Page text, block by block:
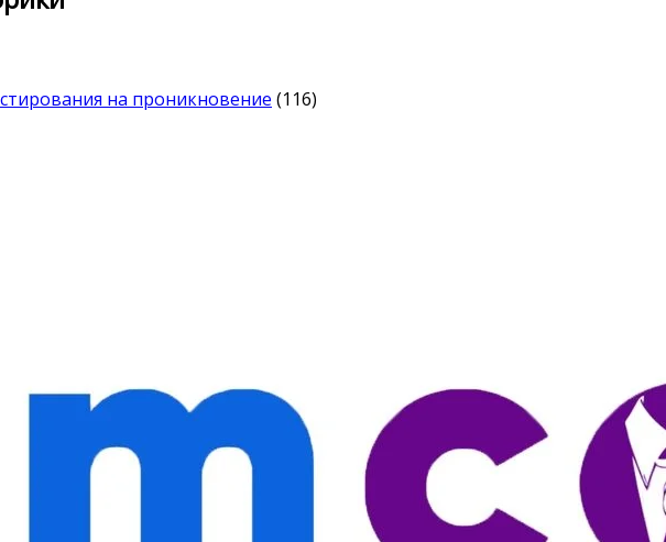
на проникновение (116)